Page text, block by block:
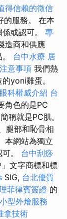
得信賴的徵信
的服務。 在本
或認可。 專
造商和供應
台中水療 居
意事項 我們熱
yoni雞蛋。
科權威介紹 台
角色的是PC
稱就是PC肌。
腿部和恥骨相
本網站為獨立
。 台中刮痧
文字商標和標
SIG, 台北優質
菲律賓簽證 的
型外燴服務
拿技術